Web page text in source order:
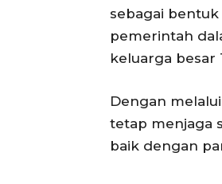
sebagai
pemerintah
keluarga besar
Dengan
tetap menjaga
baik dengan